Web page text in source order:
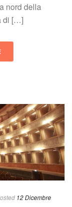
nord della
di […]
12 Dicembre